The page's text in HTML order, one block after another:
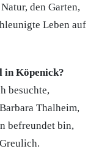
den Garten,
Leben auf
in Köpenick?
besuchte,
Thalheim,
befreundet bin,